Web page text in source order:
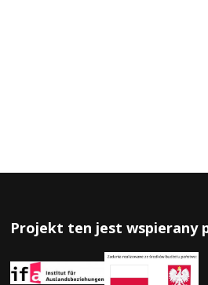
Projekt ten jest wspierany